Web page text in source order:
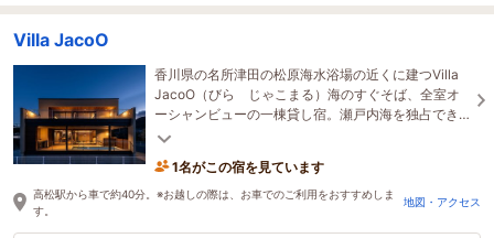
Villa JacoO
香川県の名所津田の松原海水浴場の近くに建つVilla
JacoO（びら じゃこまる）海のすぐそば、全室オ
ーシャンビューの一棟貸し宿。瀬戸内海を独占でき
る贅沢な空間でゆったりとお過ごしいただけます。
1名がこの宿を見ています
高松駅から車で約40分。※お越しの際は、お車でのご利用をおすすめしま
す。
地図・アクセス